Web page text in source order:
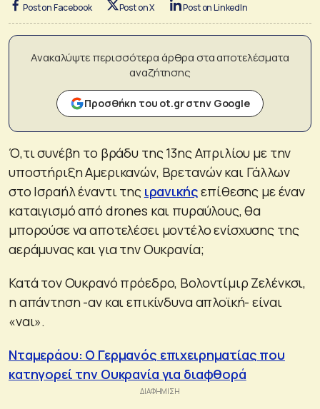
Post on Facebook Post on X Post on LinkedIn
Ανακαλύψτε περισσότερα άρθρα στα αποτελέσματα
αναζήτησης
Προσθήκη του ot.gr στην Google
Ό,τι συνέβη το βράδυ της 13ης Απριλίου με την
υποστήριξη Αμερικανών, Βρετανών και Γάλλων
στο Ισραήλ έναντι της ιρανικήςεπίθεσης με έναν
καταιγισμό από drones και πυραύλους, θα
μπορούσε να αποτελέσει μοντέλο ενίσχυσης της
αεράμυνας και για την Ουκρανία;
Κατά τον Ουκρανό πρόεδρο, Βολοντίμιρ Ζελένκσι,
η απάντηση -αν και επικίνδυνα απλοϊκή- είναι
«ναι».
Νταμεράου: Ο Γερμανός επιχειρηματίας που
κατηγορεί την Ουκρανία για διαφθορά